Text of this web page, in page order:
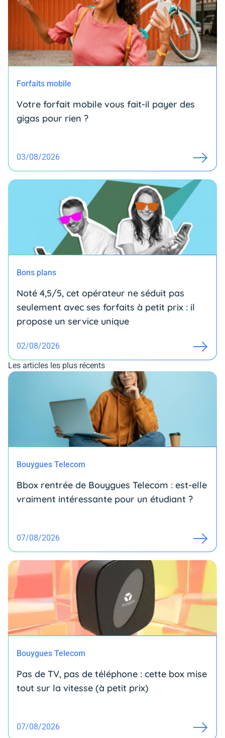
Forfaits mobile
Votre forfait mobile vous fait-il payer des
gigas pour rien ?
03/08/2026
Bons plans
Noté 4,5/5, cet opérateur ne séduit pas
seulement avec ses forfaits à petit prix : il
propose un service unique
02/08/2026
Les articles les plus récents
Bouygues Telecom
Bbox rentrée de Bouygues Telecom : est-elle
vraiment intéressante pour un étudiant ?
07/08/2026
Bouygues Telecom
Pas de TV, pas de téléphone : cette box mise
tout sur la vitesse (à petit prix)
07/08/2026